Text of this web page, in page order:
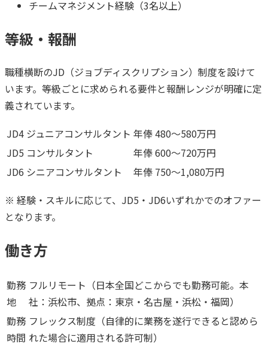
チームマネジメント経験（3名以上）
等級・報酬
職種横断のJD（ジョブディスクリプション）制度を設けて
います。等級ごとに求められる要件と報酬レンジが明確に定
義されています。
JD4 ジュニアコンサルタント 年俸 480〜580万円
JD5 コンサルタント
年俸 600〜720万円
JD6 シニアコンサルタント
年俸 750〜1,080万円
※ 経験・スキルに応じて、JD5・JD6いずれかでのオファー
となります。
働き方
勤務
地
フルリモート（日本全国どこからでも勤務可能。本
社：浜松市、拠点：東京・名古屋・浜松・福岡）
勤務
時間
フレックス制度（自律的に業務を遂行できると認めら
れた場合に適用される許可制）